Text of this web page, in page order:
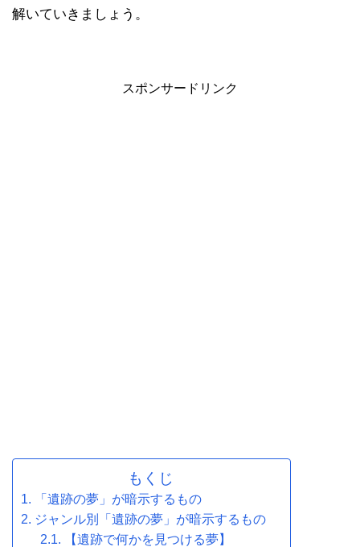
解いていきましょう。
スポンサードリンク
もくじ
「遺跡の夢」が暗示するもの
ジャンル別「遺跡の夢」が暗示するもの
【遺跡で何かを見つける夢】